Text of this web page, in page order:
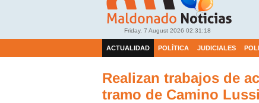
Friday, 7 August 2026 02:31:19
ACTUALIDAD POLÍTICA JUDICIALES
Realizan trabajos de
tramo de Camino